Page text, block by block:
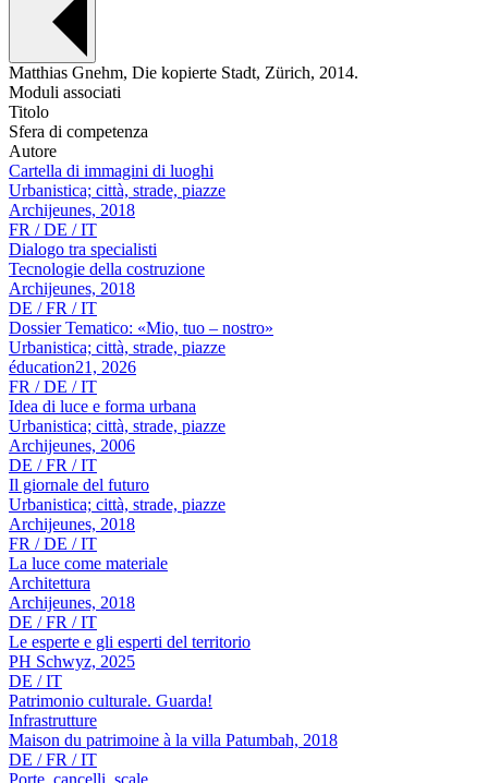
Matthias Gnehm, Die kopierte Stadt, Zürich, 2014.
Moduli associati
Titolo
Sfera di competenza
Autore
Cartella di immagini di luoghi
Urbanistica; città, strade, piazze
Archijeunes, 2018
FR / DE / IT
Dialogo tra specialisti
Tecnologie della costruzione
Archijeunes, 2018
DE / FR / IT
Dossier Tematico: «Mio, tuo – nostro»
Urbanistica; città, strade, piazze
éducation21, 2026
FR / DE / IT
Idea di luce e forma urbana
Urbanistica; città, strade, piazze
Archijeunes, 2006
DE / FR / IT
Il giornale del futuro
Urbanistica; città, strade, piazze
Archijeunes, 2018
FR / DE / IT
La luce come materiale
Architettura
Archijeunes, 2018
DE / FR / IT
Le esperte e gli esperti del territorio
PH Schwyz, 2025
DE / IT
Patrimonio culturale. Guarda!
Infrastrutture
Maison du patrimoine à la villa Patumbah, 2018
DE / FR / IT